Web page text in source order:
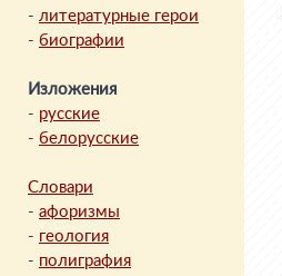
- литературные герои
- биографии
Изложения
- русские
- белорусские
Словари
- афоризмы
- геология
- полиграфия